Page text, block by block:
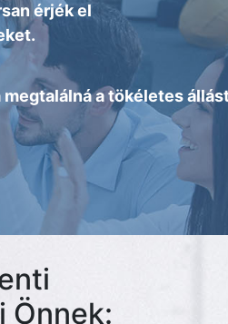
érjék el
a tökéletes
Önnek: